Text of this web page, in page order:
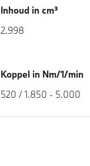
Inhoud in cm³
2.998
Koppel in Nm/1/min
520 / 1.850 - 5.000